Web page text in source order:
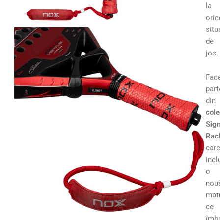
la
de
joc.
din
care
o
ce